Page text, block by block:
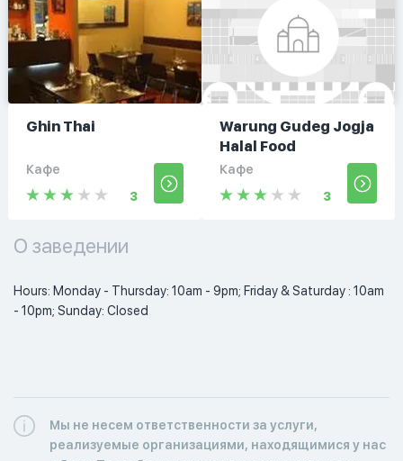
Ghin Thai
Кафе
3
Warung Gudeg Jogja
Halal Food
Кафе
3
О заведении
Hours: Monday - Thursday: 10am - 9pm; Friday & Saturday : 10am
- 10pm; Sunday: Closed
Мы не несем ответственности за услуги,
реализуемые организациями, находящимися у нас